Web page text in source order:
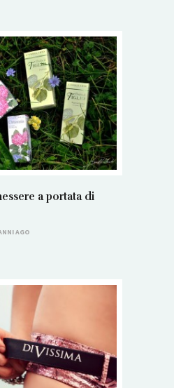
a portata di
AGO